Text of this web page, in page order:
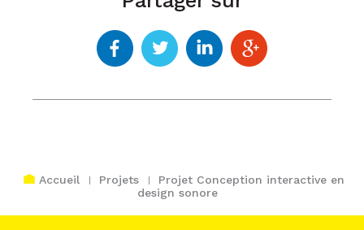
Accueil Projets
Projet Conception interactive en
design sonore